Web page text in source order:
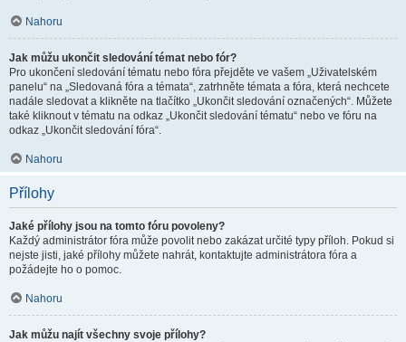
Nahoru
Jak můžu ukončit sledování témat nebo fór?
Pro ukončení sledování tématu nebo fóra přejděte ve vašem „Uživatelském
panelu“ na „Sledovaná fóra a témata“, zatrhněte témata a fóra, která nechcete
nadále sledovat a klikněte na tlačítko „Ukončit sledování označených“. Můžete
také kliknout v tématu na odkaz „Ukončit sledování tématu“ nebo ve fóru na
odkaz „Ukončit sledování fóra“.
Nahoru
Přílohy
Jaké přílohy jsou na tomto fóru povoleny?
Každý administrátor fóra může povolit nebo zakázat určité typy příloh. Pokud si
nejste jisti, jaké přílohy můžete nahrát, kontaktujte administrátora fóra a
požádejte ho o pomoc.
Nahoru
Jak můžu najít všechny svoje přílohy?